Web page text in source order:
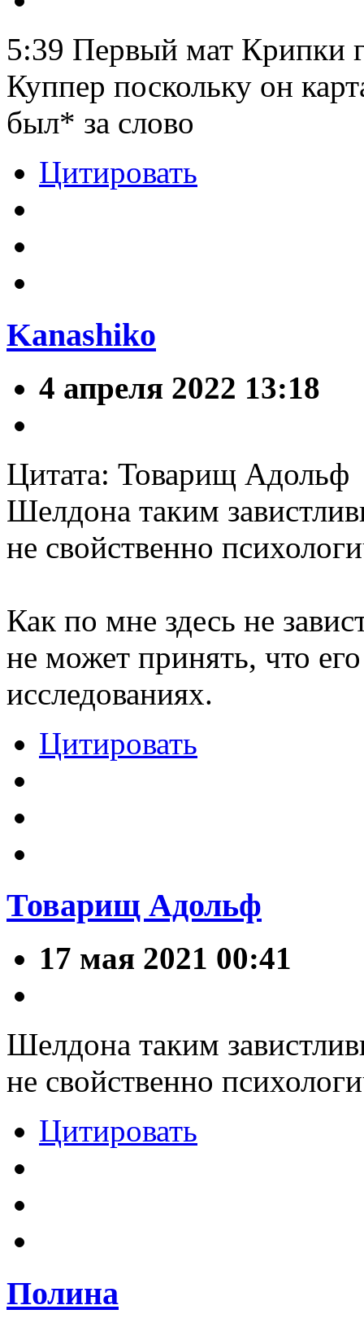
5:39 Первый мат Крипки
Куппер поскольку он
был* за слово
Цитировать
Kanashiko
4 апреля 2022 13:18
Цитата: Товарищ Адольф
Шелдона таким
не свойственно
Как по мне здесь не
не может принять, что
исследованиях.
Цитировать
Товарищ Адольф
17 мая 2021 00:41
Шелдона таким
не свойственно
Цитировать
Полина